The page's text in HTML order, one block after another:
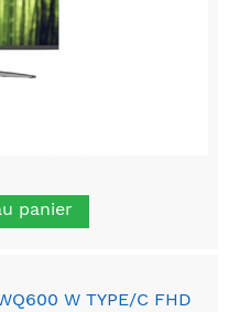
panier
W TYPE/C FHD